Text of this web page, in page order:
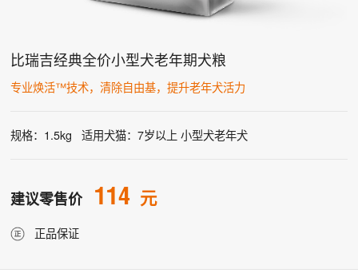
比瑞吉经典全价小型犬老年期犬粮
专业焕活™技术，清除自由基，提升老年犬活力
规格：1.5kg 适用犬猫：7岁以上 小型犬老年犬
建议零售价 114 元
正品保证